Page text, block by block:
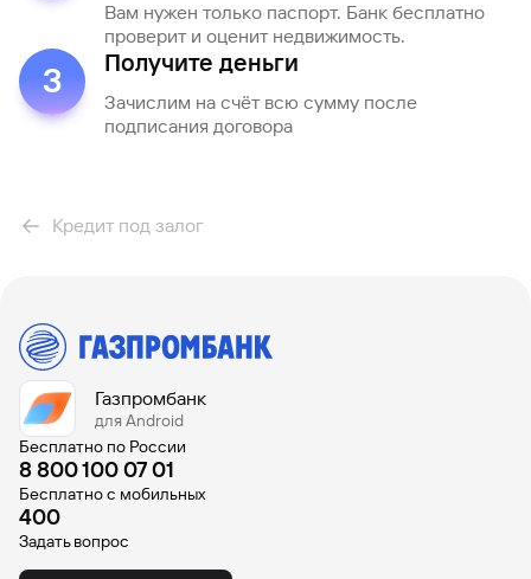
Вам нужен только паспорт. Банк бесплатно
проверит и оценит недвижимость.
3 Получите деньги
Зачислим на счёт всю сумму после
подписания договора
Кредит под залог
Газпромбанк
для Android
Бесплатно по России
8 800 100 07 01
Бесплатно с мобильных
400
Задать вопрос